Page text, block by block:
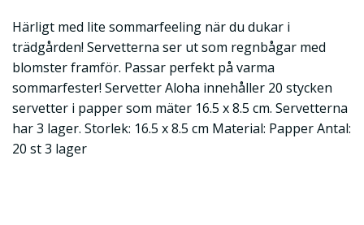
Härligt med lite sommarfeeling när du dukar i
trädgården! Servetterna ser ut som regnbågar med
blomster framför. Passar perfekt på varma
sommarfester! Servetter Aloha innehåller 20 stycken
servetter i papper som mäter 16.5 x 8.5 cm. Servetterna
har 3 lager. Storlek: 16.5 x 8.5 cm Material: Papper Antal:
20 st 3 lager